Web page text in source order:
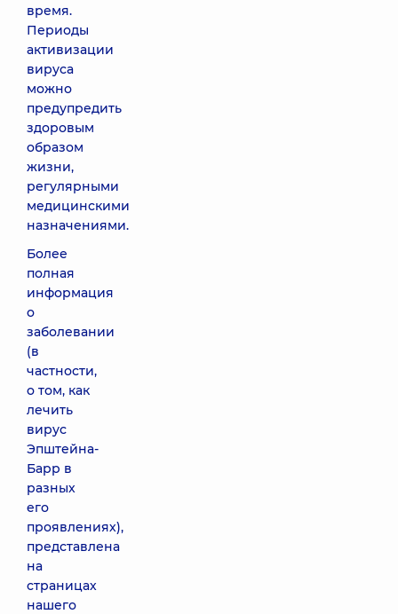
время.
Периоды
активизации
вируса
можно
предупредить
здоровым
образом
жизни,
регулярными
медицинскими
назначениями.
Более
полная
информация
о
заболевании
(в
частности,
о том, как
лечить
вирус
Эпштейна-
Барр в
разных
его
проявлениях),
представлена
на
страницах
нашего